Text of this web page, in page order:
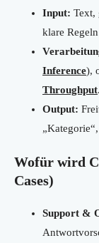
Input: Text,
klare
Inference),
Throughput.
Output:
Wofür wird
Cases)
Support &